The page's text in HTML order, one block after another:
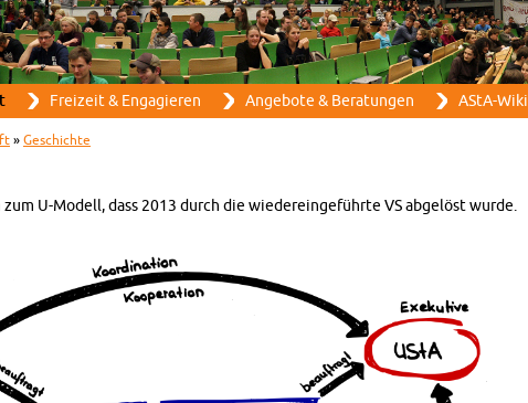
Direkt zum Inhalt
Frei­zeit & En­ga­gie­ren An­ge­bo­te & Be­ra­tun­gen AStA-Wi­ki
» Ge­schich­te
U-Mo­dell, dass 2013 durch die wie­der­ein­ge­führ­te VS ab­ge­löst wurde.